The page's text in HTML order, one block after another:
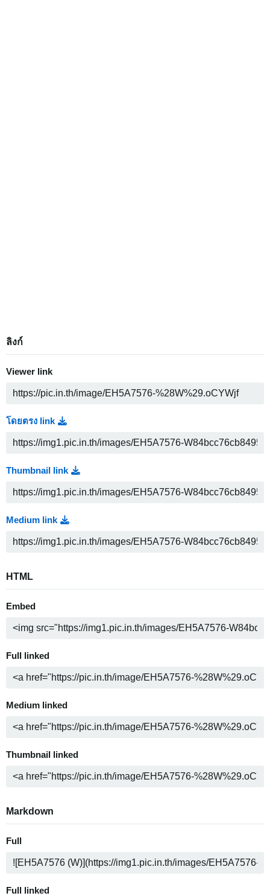
ลิงก์
Viewer link
โดยตรง link
Thumbnail link
Medium link
HTML
Embed
Full linked
Medium linked
Thumbnail linked
Markdown
Full
Full linked